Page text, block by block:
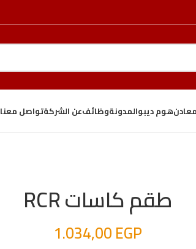
هوم ديبوالمدونةوظائفعن الشركةتواصل معنا
طقم كاسات RCR
1.034,00EGP